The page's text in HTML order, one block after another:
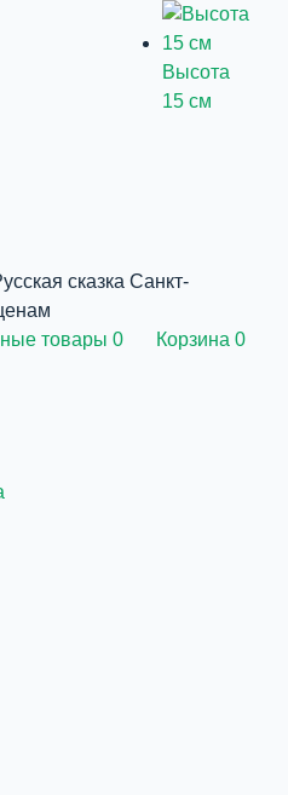
Высота
15 см
сказка Санкт-
товары 0 Корзина 0